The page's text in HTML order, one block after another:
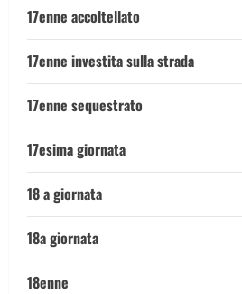
17enne accoltellato
17enne investita sulla strada
17enne sequestrato
17esima giornata
18 a giornata
18a giornata
18enne